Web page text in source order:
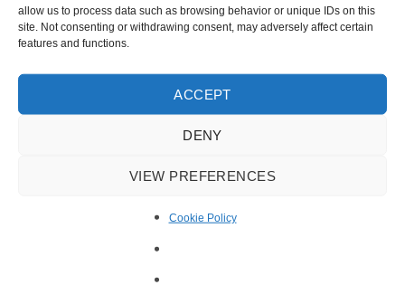
allow us to process data such as browsing behavior or unique IDs on this
site. Not consenting or withdrawing consent, may adversely affect certain
features and functions.
ACCEPT
DENY
VIEW PREFERENCES
Cookie Policy